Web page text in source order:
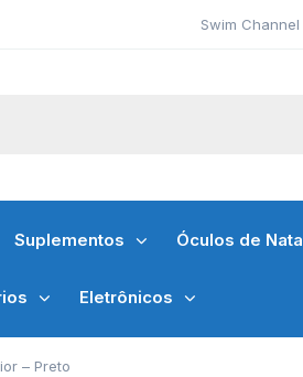
Swim Channel
Suplementos Óculos de
Eletrônicos
– Preto